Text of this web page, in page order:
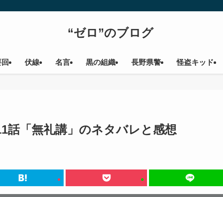
“ゼロ”のブログ
伏線 名言 黒の組織 長野県警 怪盗キッド
話「無礼講」のネタバレと感想